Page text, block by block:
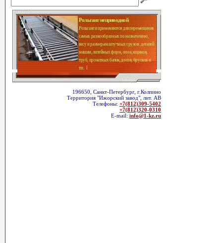
Рольганг неприводной
Рольганги применяются для перемещения
самых разнообразных по назначению,
весу и размерам штучных грузов: деталей
машин, литейных форм, опок, ящиков,
труб, прокатных балок, досок, брусков и
т.п.
196650, Санкт-Петербург, г.Колпино
Территория "Ижорский завод", лит. АВ
Телефоны: +7(812)309-5402
+7(812)320-0310
E-mail: info@1-kz.ru